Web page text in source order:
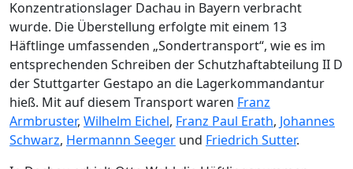
Konzentrationslager Dachau in Bayern verbracht
wurde. Die Überstellung erfolgte mit einem 13
Häftlinge umfassenden „Sondertransport“, wie es im
entsprechenden Schreiben der Schutzhaftabteilung II D
der Stuttgarter Gestapo an die Lagerkommandantur
hieß. Mit auf diesem Transport waren Franz
Armbruster, Wilhelm Eichel, Franz Paul Erath, Johannes
Schwarz, Hermannn Seeger und Friedrich Sutter.